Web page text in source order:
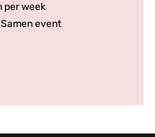
per week
event